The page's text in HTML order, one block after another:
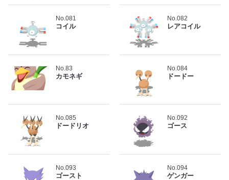
No.081
コイル
No.082
レアコイル
No.83
カモネギ
No.084
ドードー
No.085
ドードリオ
No.092
ゴース
No.093
ゴースト
No.094
ゲンガー